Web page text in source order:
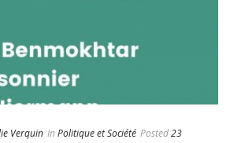
Verquin In Politique et Société Posted23